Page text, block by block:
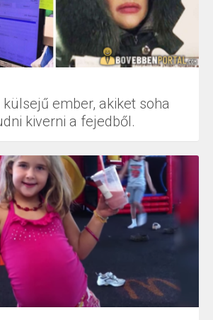
ember, akiket soha
kiverni a fejedből.